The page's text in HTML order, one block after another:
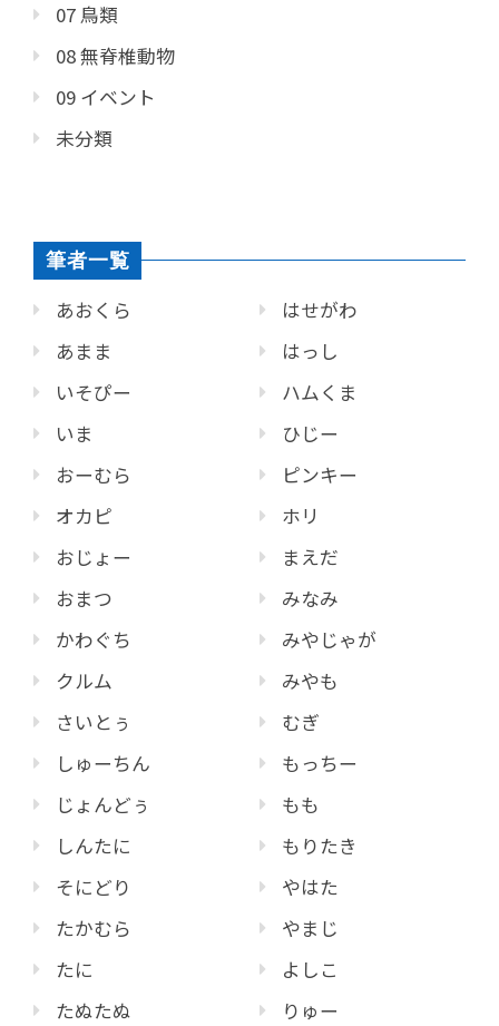
07 鳥類
08 無脊椎動物
09 イベント
未分類
筆者一覧
あおくら
あまま
いそぴー
いま
おーむら
オカピ
おじょー
おまつ
かわぐち
クルム
さいとぅ
しゅーちん
じょんどぅ
しんたに
そにどり
たかむら
たに
たぬたぬ
はせがわ
はっし
ハムくま
ひじー
ピンキー
ホリ
まえだ
みなみ
みやじゃが
みやも
むぎ
もっちー
もも
もりたき
やはた
やまじ
よしこ
りゅー